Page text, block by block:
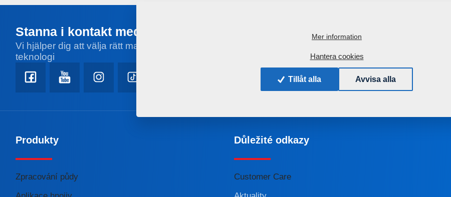
Stanna i kontakt med oss
Vi hjälper dig att välja rätt maskin eller
teknologi
+420 491 450 111
Produkty
Zpracování půdy
Důležité odkazy
Customer Care
Mer information
Hantera cookies
Tillåt alla Avvisa alla